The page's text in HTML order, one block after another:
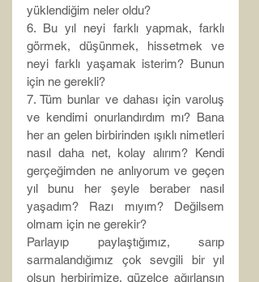
yüklendiğim neler oldu?
6. Bu yıl neyi farklı yapmak, farklı
görmek, düşünmek, hissetmek ve
neyi farklı yaşamak isterim? Bunun
için ne gerekli?
7. Tüm bunlar ve dahası için varoluş
ve kendimi onurlandırdım mı? Bana
her an gelen birbirinden ışıklı nimetleri
nasıl daha net, kolay alırım? Kendi
gerçeğimden ne anlıyorum ve geçen
yıl bunu her şeyle beraber nasıl
yaşadım? Razı mıyım? Değilsem
olmam için ne gerekir?
Parlayıp paylaştığımız, sarıp
sarmalandığımız çok sevgili bir yıl
olsun herbirimize, güzelce ağırlansın